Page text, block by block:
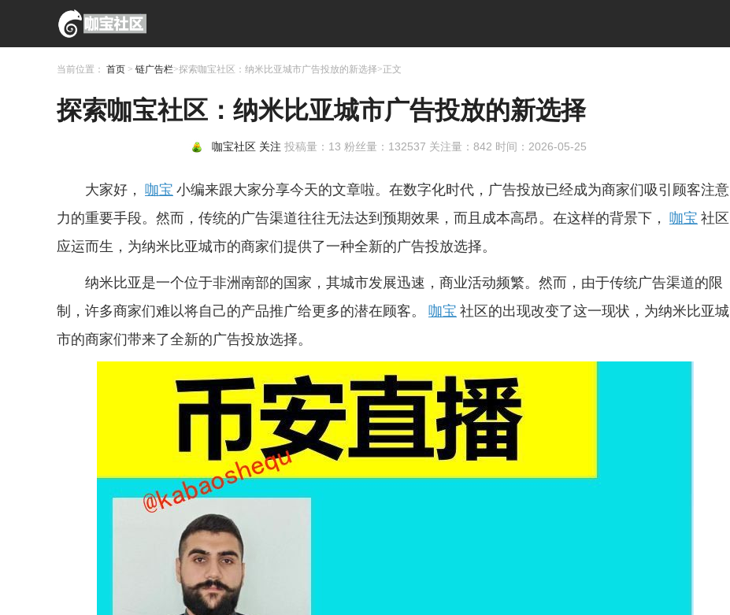
当前位置： 首页 > 链广告栏>探索咖宝社区：纳米比亚城市广告投放的新选择>正文
探索咖宝社区：纳米比亚城市广告投放的新选择
咖宝社区 关注 投稿量： 13 粉丝量： 132537 关注量： 842 时间：2026-05-25
大家好， 咖宝 小编来跟大家分享今天的文章啦。在数字化时代，广告投放已经成为商家们吸引顾客注意
力的重要手段。然而，传统的广告渠道往往无法达到预期效果，而且成本高昂。在这样的背景下， 咖宝 社区
应运而生，为纳米比亚城市的商家们提供了一种全新的广告投放选择。
纳米比亚是一个位于非洲南部的国家，其城市发展迅速，商业活动频繁。然而，由于传统广告渠道的限
制，许多商家们难以将自己的产品推广给更多的潜在顾客。
咖宝 社区的出现改变了这一现状，为纳米比亚城
市的商家们带来了全新的广告投放选择。